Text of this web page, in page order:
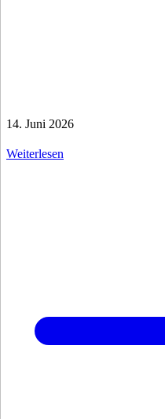
14. Juni 2026
Weiterlesen